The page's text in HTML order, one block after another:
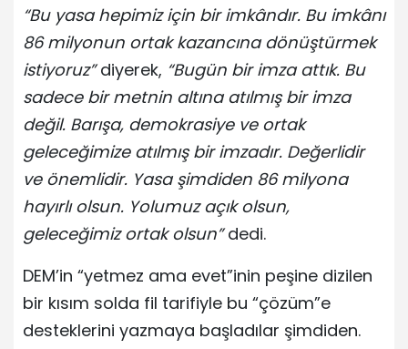
“Bu yasa hepimiz için bir imkândır. Bu imkânı
86 milyonun ortak kazancına dönüştürmek
istiyoruz”diyerek, “Bugün bir imza attık. Bu
sadece bir metnin altına atılmış bir imza
değil. Barışa, demokrasiye ve ortak
geleceğimize atılmış bir imzadır. Değerlidir
ve önemlidir. Yasa şimdiden 86 milyona
hayırlı olsun. Yolumuz açık olsun,
geleceğimiz ortak olsun”dedi.
DEM’in “yetmez ama evet”inin peşine dizilen
bir kısım solda fil tarifiyle bu “çözüm”e
desteklerini yazmaya başladılar şimdiden.